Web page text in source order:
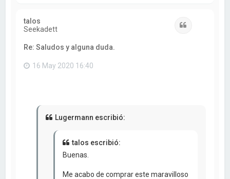
talos
Seekadett
Re: Saludos y alguna duda.
16 May 2020 16:40
Lugermann escribió:
talos escribió:
Buenas.
Me acabo de comprar este maravilloso